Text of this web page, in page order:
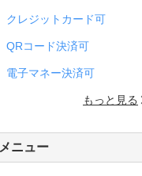
クレジットカード可
QRコード決済可
電子マネー決済可
もっと見る
メニュー